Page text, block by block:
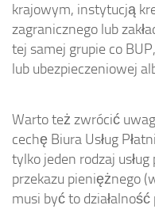
krajowym, instytucją
zagranicznego lub
tej samej grupie co
lub ubezpieczeniowej
Warto też zwrócić
cechę Biura Usług
tylko jeden rodzaj
przekazu pieniężnego
musi być to